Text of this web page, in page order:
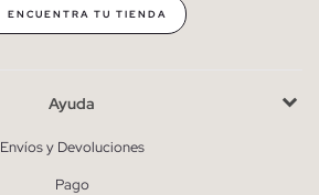
ENCUENTRA TU TIENDA
Ayuda
Envíos y Devoluciones
Pago